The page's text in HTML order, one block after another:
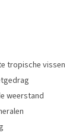
tropische vissen
weerstand